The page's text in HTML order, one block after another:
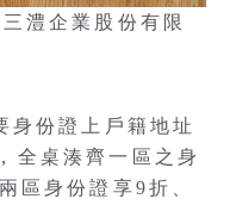
澧企業股份有限
身份證上戶籍地址
全桌湊齊一區之身
區身份證享9折、